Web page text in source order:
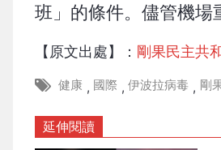
班」的條件。儘管機
【原文出處】： 剛果民主共
健康 , 國際 , 伊波拉病毒 , 剛
延伸閱讀